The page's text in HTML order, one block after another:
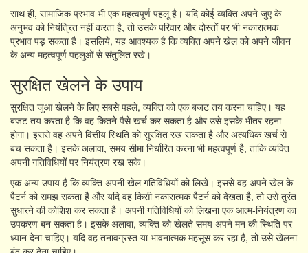
साथ ही, सामाजिक प्रभाव भी एक महत्वपूर्ण पहलू है। यदि कोई व्यक्ति अपने जुए के
अनुभव को नियंत्रित नहीं करता है, तो उसके परिवार और दोस्तों पर भी नकारात्मक
प्रभाव पड़ सकता है। इसलिये, यह आवश्यक है कि व्यक्ति अपने खेल को अपने जीवन
के अन्य महत्वपूर्ण पहलुओं से संतुलित रखे।
सुरक्षित खेलने के उपाय
सुरक्षित जुआ खेलने के लिए सबसे पहले, व्यक्ति को एक बजट तय करना चाहिए। यह
बजट तय करता है कि वह कितने पैसे खर्च कर सकता है और उसे इसके भीतर रहना
होगा। इससे वह अपने वित्तीय स्थिति को सुरक्षित रख सकता है और अत्यधिक खर्च से
बच सकता है। इसके अलावा, समय सीमा निर्धारित करना भी महत्वपूर्ण है, ताकि व्यक्ति
अपनी गतिविधियों पर नियंत्रण रख सके।
एक अन्य उपाय है कि व्यक्ति अपनी खेल गतिविधियों को लिखे। इससे वह अपने खेल के
पैटर्न को समझ सकता है और यदि वह किसी नकारात्मक पैटर्न को देखता है, तो उसे तुरंत
सुधारने की कोशिश कर सकता है। अपनी गतिविधियों को लिखना एक आत्म-नियंत्रण का
उपकरण बन सकता है। इसके अलावा, व्यक्ति को खेलते समय अपने मन की स्थिति पर
ध्यान देना चाहिए। यदि वह तनावग्रस्त या भावनात्मक महसूस कर रहा है, तो उसे खेलना